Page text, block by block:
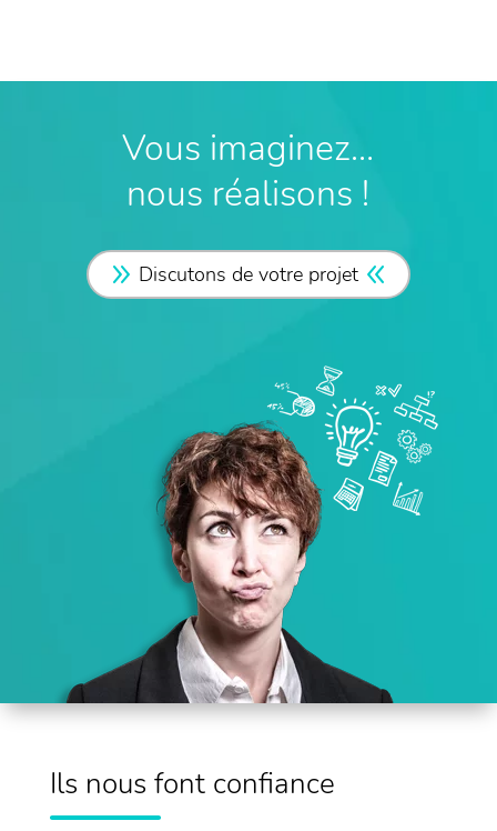
Vous imaginez…
nous réalisons !
Discutons de votre projet
Ils nous font confiance